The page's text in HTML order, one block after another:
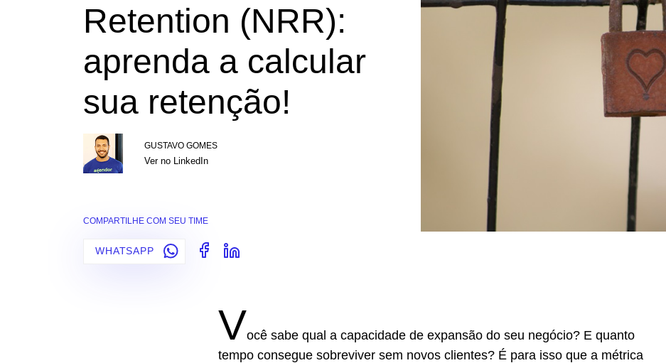
Retention (NRR):
aprenda a calcular
sua retenção!
GUSTAVO GOMES
Ver no LinkedIn
COMPARTILHE COM SEU TIME
WHATSAPP
Você sabe qual a capacidade de expansão do seu negócio? E quanto
tempo consegue sobreviver sem novos clientes? É para isso que a métrica